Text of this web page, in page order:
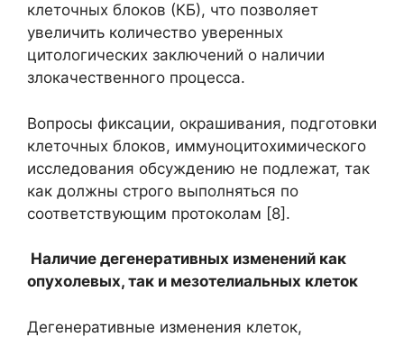
клеточных блоков (КБ), что позволяет
увеличить количество уверенных
цитологических заключений о наличии
злокачественного процесса.
Вопросы фиксации, окрашивания, подготовки
клеточных блоков, иммуноцитохимического
исследования обсуждению не подлежат, так
как должны строго выполняться по
соответствующим протоколам [8].
Наличие дегенеративных изменений как
опухолевых, так и мезотелиальных клеток
Дегенеративные изменения клеток,